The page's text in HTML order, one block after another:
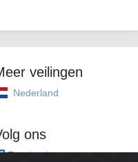
veilingen
Nederland
ons
Facebook